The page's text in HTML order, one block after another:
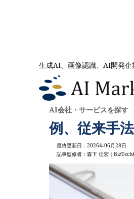
生成AI、画像認識、AI開発
AI会社・サービスを探す
AI会社とのマッチング
化メリットを徹底解説
寸法検査と
例、従来手
最終更新日：2026年06月28日
記事監修者：森下 佳宏｜